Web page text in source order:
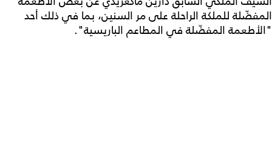
المفضّلة للملكة الراحلة على مر السنين، بما في ذلك أحد
"الأطعمة المفضّلة في المطاعم الباريسية".